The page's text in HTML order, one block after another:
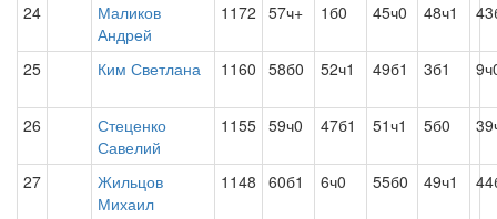
24
Маликов
Андрей
1172 57ч+ 1б0 45ч0 48ч1
25 Ким Светлана 1160 58б0 52ч1 49б1 3б1
26
Стеценко
Савелий
1155 59ч0 47б1 51ч1 5б0
27
Жильцов
Михаил
1148 60б1 6ч0 55б0 49ч1